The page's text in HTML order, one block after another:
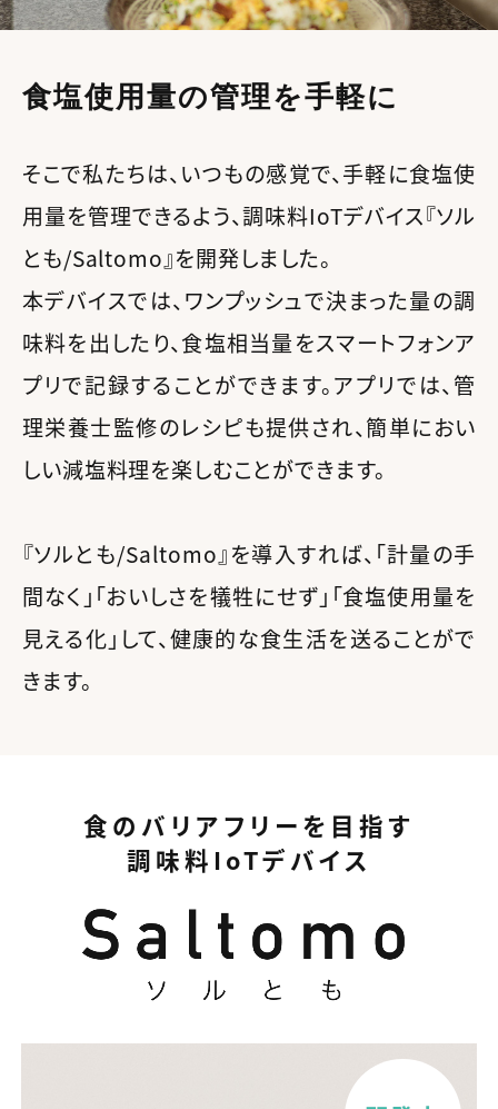
食塩使用量の管理を手軽に
そこで私たちは、いつもの感覚で、手軽に食塩使
用量を管理できるよう、調味料IoTデバイス『ソル
とも/Saltomo』を開発しました。
本デバイスでは、ワンプッシュで決まった量の調
味料を出したり、食塩相当量をスマートフォンア
プリで記録することができます。アプリでは、管
理栄養士監修のレシピも提供され、簡単におい
しい減塩料理を楽しむことができます。
『ソルとも/Saltomo』を導入すれば、「計量の手
間なく」「おいしさを犠牲にせず」「食塩使用量を
見える化」して、健康的な食生活を送ることがで
きます。
食のバリアフリーを目指す
調味料IoTデバイス